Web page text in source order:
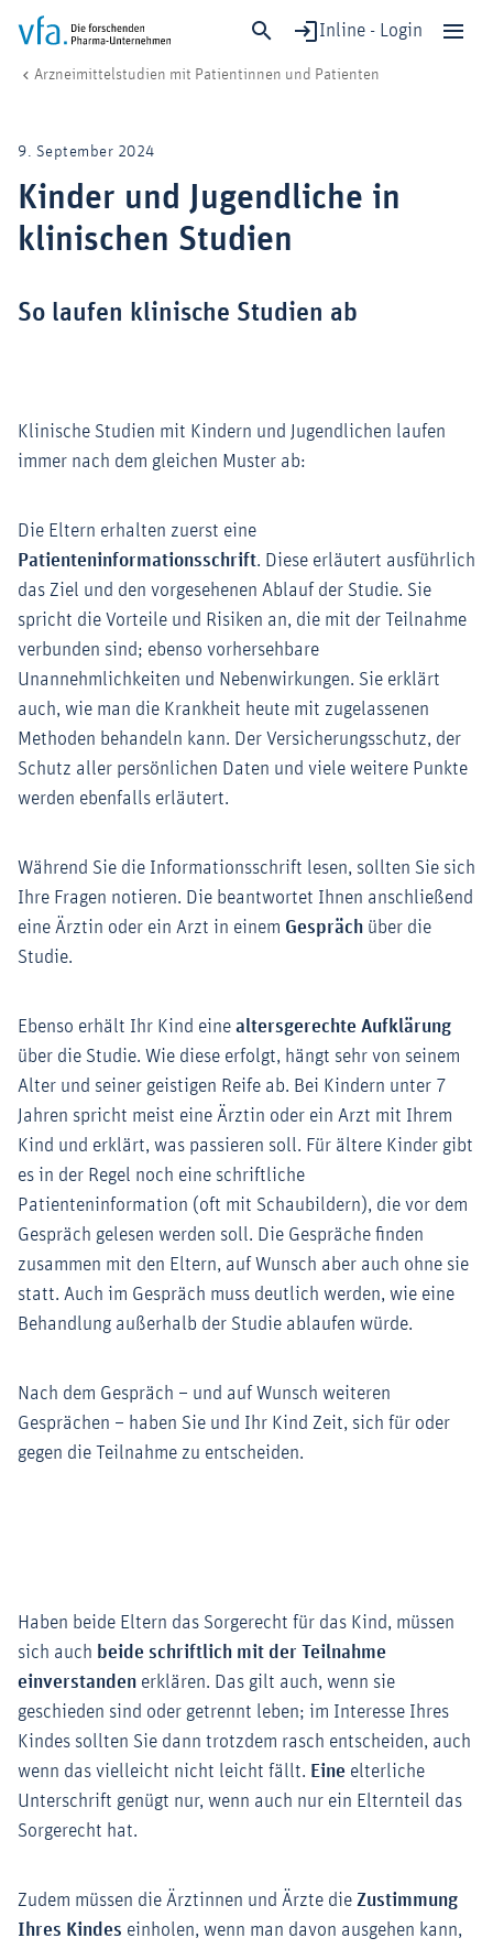
Inline - Login
Forschung & Entwicklung
Gesundheit & Versorgung
Wirtschaft & Standort
Digitalisierung & KI
Arzneimittelstudien mit Patientinnen und Patienten
9. September 2024
Kinder und Jugendliche in
klinischen Studien
So laufen klinische Studien ab
Klinische Studien mit Kindern und Jugendlichen laufen
immer nach dem gleichen Muster ab:
Die Eltern erhalten zuerst eine
Patienteninformationsschrift. Diese erläutert ausführlich
das Ziel und den vorgesehenen Ablauf der Studie. Sie
spricht die Vorteile und Risiken an, die mit der Teilnahme
verbunden sind; ebenso vorhersehbare
Unannehmlichkeiten und Nebenwirkungen. Sie erklärt
auch, wie man die Krankheit heute mit zugelassenen
Methoden behandeln kann. Der Versicherungsschutz, der
Schutz aller persönlichen Daten und viele weitere Punkte
werden ebenfalls erläutert.
Während Sie die Informationsschrift lesen, sollten Sie sich
Ihre Fragen notieren. Die beantwortet Ihnen anschließend
eine Ärztin oder ein Arzt in einem Gespräch über die
Studie.
Ebenso erhält Ihr Kind eine altersgerechte Aufklärung
über die Studie. Wie diese erfolgt, hängt sehr von seinem
Alter und seiner geistigen Reife ab. Bei Kindern unter 7
Jahren spricht meist eine Ärztin oder ein Arzt mit Ihrem
Kind und erklärt, was passieren soll. Für ältere Kinder gibt
es in der Regel noch eine schriftliche
Patienteninformation (oft mit Schaubildern), die vor dem
Gespräch gelesen werden soll. Die Gespräche finden
zusammen mit den Eltern, auf Wunsch aber auch ohne sie
statt. Auch im Gespräch muss deutlich werden, wie eine
Behandlung außerhalb der Studie ablaufen würde.
Nach dem Gespräch – und auf Wunsch weiteren
Gesprächen – haben Sie und Ihr Kind Zeit, sich für oder
gegen die Teilnahme zu entscheiden.
Haben beide Eltern das Sorgerecht für das Kind, müssen
sich auch beide schriftlich mit der Teilnahme
einverstanden erklären. Das gilt auch, wenn sie
geschieden sind oder getrennt leben; im Interesse Ihres
Kindes sollten Sie dann trotzdem rasch entscheiden, auch
wenn das vielleicht nicht leicht fällt. Eine elterliche
Unterschrift genügt nur, wenn auch nur ein Elternteil das
Sorgerecht hat.
Zudem müssen die Ärztinnen und Ärzte die Zustimmung
Ihres Kindes einholen, wenn man davon ausgehen kann,